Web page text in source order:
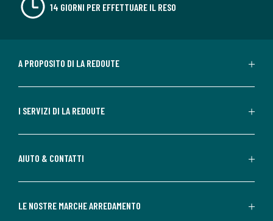
14 GIORNI PER EFFETTUARE IL RESO
A PROPOSITO DI LA REDOUTE
I SERVIZI DI LA REDOUTE
AIUTO & CONTATTI
LE NOSTRE MARCHE ARREDAMENTO